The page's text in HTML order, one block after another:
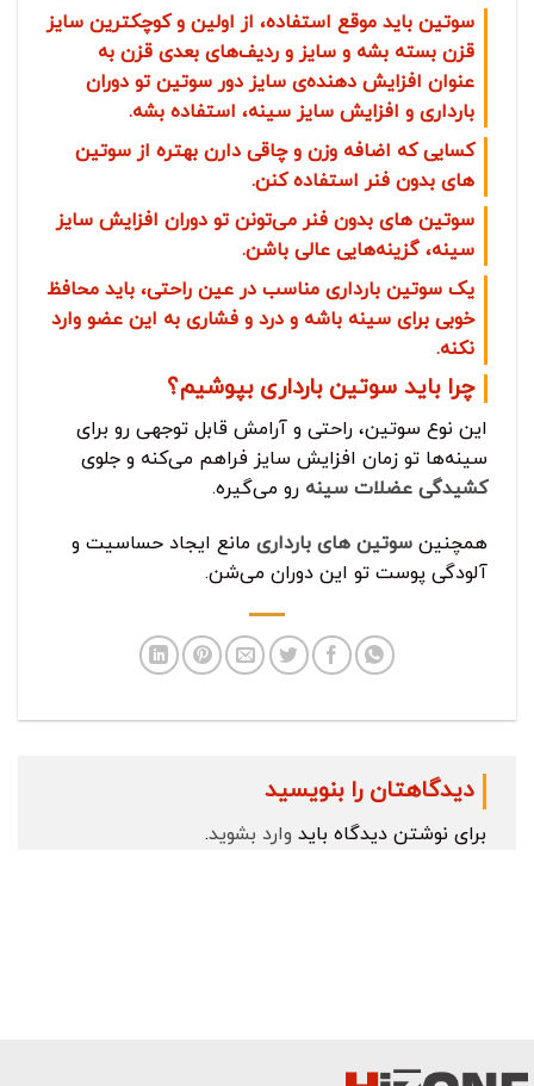
سوتین باید موقع استفاده، از اولین و کوچکترین سایز
قزن بسته بشه و سایز و ردیف‌های بعدی قزن به
عنوان افزایش دهنده‌ی سایز دور سوتین تو دوران
بارداری و افزایش سایز سینه، استفاده بشه.
کسایی که اضافه وزن و چاقی دارن بهتره از سوتین
های بدون فنر استفاده کنن.
سوتین های بدون فنر می‌تونن تو دوران افزایش سایز
سینه، گزینه‌هایی عالی باشن.
یک سوتین بارداری مناسب در عین راحتی، باید محافظ
خوبی برای سینه باشه و درد و فشاری به این عضو وارد
نکنه.
چرا باید سوتین بارداری بپوشیم؟
این نوع سوتین، راحتی و آرامش قابل توجهی رو برای
سینه‌ها تو زمان افزایش سایز فراهم می‌کنه و جلوی
کشیدگی عضلات سینه رو می‌گیره.
همچنین سوتین های بارداری مانع ایجاد حساسیت و
آلودگی پوست تو این دوران می‌شن.
دیدگاهتان را بنویسید
برای نوشتن دیدگاه باید وارد بشوید.